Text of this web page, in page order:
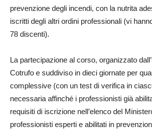
prevenzione degli incendi, con la nutrita
iscritti degli altri ordini professionali (vi
78 discenti).
La partecipazione al corso, organizzato
Cotrufo e suddiviso in dieci giornate per
complessive (con un test di verifica in
necessaria affinché i professionisti già
requisiti di iscrizione nell’elenco del
professionisti esperti e abilitati in